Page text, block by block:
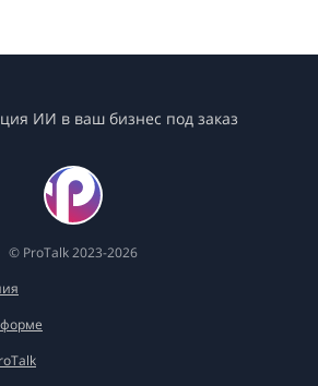
ИИ в ваш бизнес под заказ
© ProTalk 2023-2026